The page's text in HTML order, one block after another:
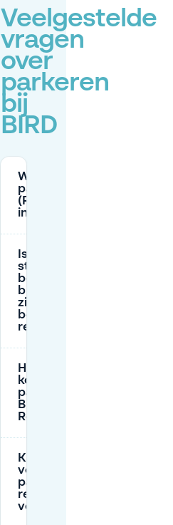
Veelgestelde
vragen
over
parkeren
bij
BIRD
Waar kan ik
parkeren bij BIRD
(Raampoortstraat)
in Rotterdam?
Is
straatparkeren
beschikbaar
bij BIRD en wat
zijn de
belangrijkste
regels?
Hoeveel
kost
parkeren bij
BIRD in
Rotterdam?
Kan ik
vooraf
parkeren
reserveren
voor BIRD?